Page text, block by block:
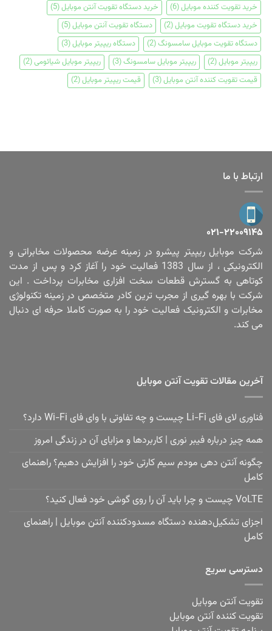
خرید تقویت کننده موبایل(6) خرید دستگاه تقویت آنتن موبایل(5)
خرید دستگاه تقویت موبایل(2) دستگاه تقویت آنتن موبایل(5)
دستگاه تقویت موبایل سامسونگ(2) دستگاه ریپیتر موبایل(3)
ریپیتر موبایل(2) ریپیتر موبایل سامسونگ(3) ریپیتر موبایل شیائومی(2)
قیمت تقویت کننده آنتن موبایل(3) قیمت ریپیتر موبایل(2)
ارتباط با ما
۰۲۱-۲۲۰۰۹۱۴۵
شرکت موبایل ریپیتر پیشرو در زمینه عرضه محصولات مخابراتی و
الکترونیکی ، از سال 1383 فعالیت خود را آغاز کرد و پس از مدت
کوتاهی به گسترش قطعات سخت افزاری مخابرات پرداخت . این
شرکت با بهره گیری از مجرب ترین کادر متخصص در زمینه تکنولوژی
مخابرات و الکترونیک فعالیت خود را به صورت کاملا حرفه ای دنبال
می کند.
آخرین مقالات تقویت آنتن موبایل
فناوری لای فای Li-Fi چیست و چه تفاوتی با وای فای Wi-Fi دارد؟
همه چیز درباره فیبر نوری | کاربردها و مزایای آن در زندگی امروز
چگونه آنتن دهی مودم سیم کارتی خود را افزایش دهیم؟ راهنمای
کامل
VoLTE چیست و چرا باید آن را روی گوشی خود فعال کنید؟
اجزای تشکیل‌دهنده دستگاه مسدودکننده آنتن موبایل | راهنمای
کامل
دسترسی سریع
تقویت آنتن موبایل
تقویت کننده آنتن موبایل